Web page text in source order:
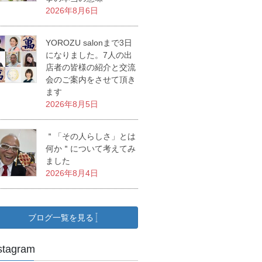
2026年8月6日
YOROZU salonまで3日
になりました。7人の出
店者の皆様の紹介と交流
会のご案内をさせて頂き
ます
2026年8月5日
＂「その人らしさ」とは
何か＂について考えてみ
ました
2026年8月4日
ブログ一覧を見る